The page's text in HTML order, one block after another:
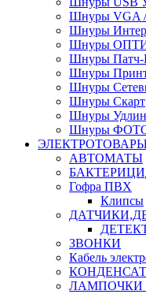
Шнуры VGA
Шнуры
Шнуры
Шнуры Патч-
Шнуры
Шнуры
Шнуры Скарт
Шнуры
Шнуры
АВТОМАТЫ
Гофра ПВХ
Клипсы
ЗВОНКИ
Кабель
ЛАМПОЧКИ в